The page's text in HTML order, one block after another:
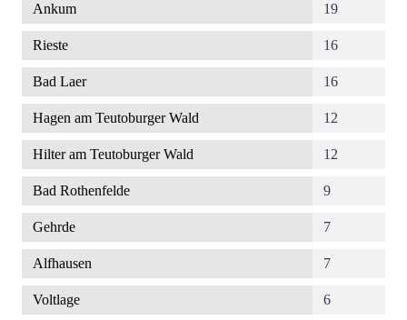
Ankum 19
Rieste 16
Bad Laer 16
Hagen am Teutoburger Wald 12
Hilter am Teutoburger Wald 12
Bad Rothenfelde 9
Gehrde 7
Alfhausen 7
Voltlage 6